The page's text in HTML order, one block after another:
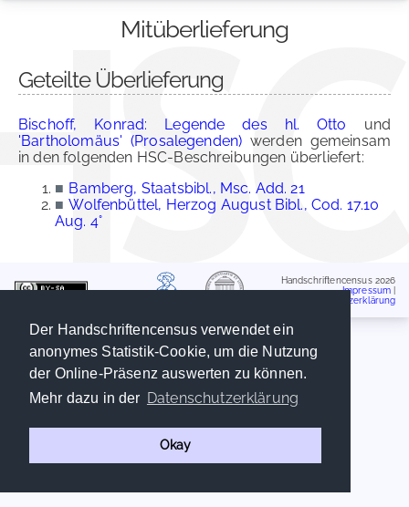
Der Handschriftencensus verwendet ein
anonymes Statistik-Cookie, um die Nutzung
der Online-Präsenz auswerten zu können.
Mehr dazu in der Datenschutzerklärung
Okay
Mitüberlieferung
Geteilte Überlieferung
Bischoff, Konrad: Legende des hl. Otto und
'Bartholomäus' (Prosalegenden) werden gemeinsam
in den folgenden HSC-Beschreibungen überliefert:
■ Bamberg, Staatsbibl., Msc. Add. 21
■ Wolfenbüttel, Herzog August Bibl., Cod. 17.10
Aug. 4°
Handschriftencensus 2026
Impressum
Datenschutzerklärung